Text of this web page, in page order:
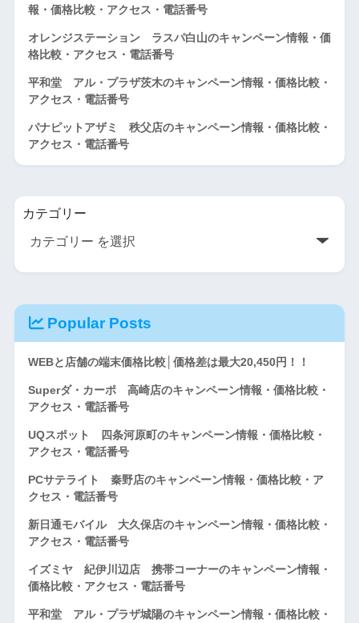
報・価格比較・アクセス・電話番号
オレンジステーション ラスパ白山のキャンペーン情報・価
格比較・アクセス・電話番号
平和堂 アル・プラザ茨木のキャンペーン情報・価格比較・
アクセス・電話番号
パナピットアザミ 秩父店のキャンペーン情報・価格比較・
アクセス・電話番号
カテゴリー
Popular Posts
WEBと店舗の端末価格比較│価格差は最大20,450円！！
Superダ・カーポ 高崎店のキャンペーン情報・価格比較・
アクセス・電話番号
UQスポット 四条河原町のキャンペーン情報・価格比較・
アクセス・電話番号
PCサテライト 秦野店のキャンペーン情報・価格比較・ア
クセス・電話番号
新日通モバイル 大久保店のキャンペーン情報・価格比較・
アクセス・電話番号
イズミヤ 紀伊川辺店 携帯コーナーのキャンペーン情報・
価格比較・アクセス・電話番号
平和堂 アル・プラザ城陽のキャンペーン情報・価格比較・